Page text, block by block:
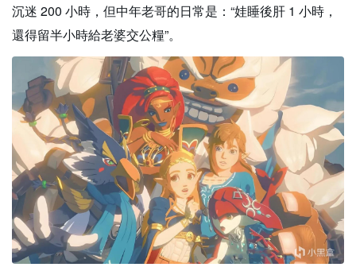
沉迷 200 小時，但中年老哥的日常是：“娃睡後肝 1 小時，
還得留半小時給老婆交公糧”。